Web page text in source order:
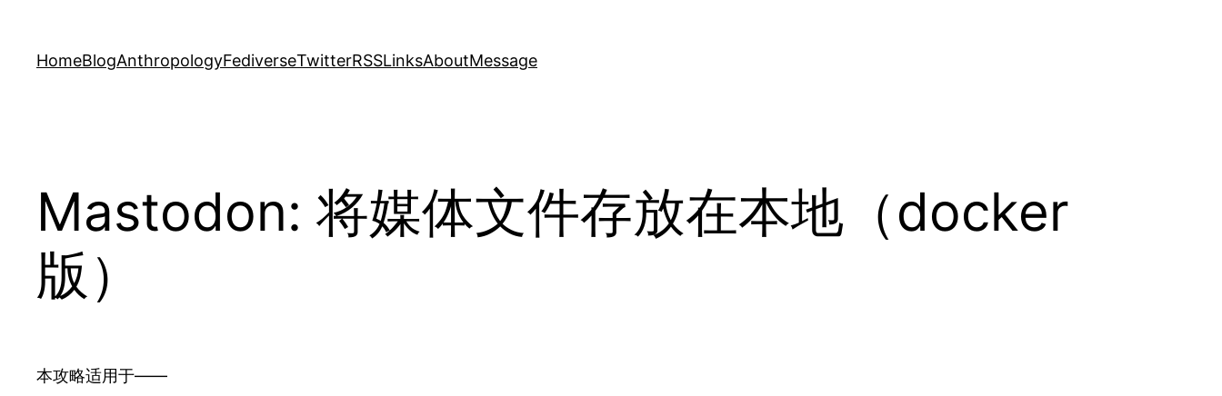
content
HomeBlogAnthropologyFediverseTwitterRSSLinksAboutMessage
Mastodon: 将媒体文件存放在本地（docker
版）
本攻略适用于——